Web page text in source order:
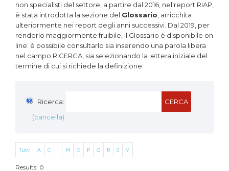
non specialisti del settore, a partire dal 2016, nel report RIAP,
è stata introdotta la sezione del Glossario , arricchita
ulteriormente nei report degli anni successivi. Dal 2019, per
renderlo maggiormente fruibile, il Glossario è disponibile on
line: è possibile consultarlo sia inserendo una parola libera
nel campo RICERCA, sia selezionando la lettera iniziale del
termine di cui si richiede la definizione
Ricerca:
CERCA
(cancella)
Tutti A C I M O P Q R S V
Results: 0